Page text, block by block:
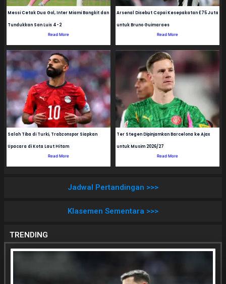
Messi Cetak Dua Gol, Inter Miami Bangkit dan
Tundukkan San Luis 4-2
Read More
Arsenal Disebut Capai Kesepakatan £75 Juta
untuk Bruno Guimaraes
Read More
Salah Tiba di Turki, Trabzonspor Siapkan
Upacara di Kota Laut Hitam
Read More
Ter Stegen Dipinjamkan Barcelona ke Ajax
untuk Musim 2026/27
Read More
Jadwal Pertandingan >>>
Klasemen Sementara >>>
TRENDING